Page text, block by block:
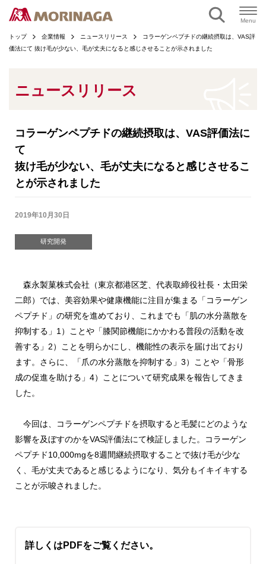
Menu
トップ 企業情報 ニュースリリース
コラーゲンペプチドの継続摂取は、VAS評
価法にて 抜け毛が少ない、毛が丈夫になると感じさせることが示されました
ニュースリリース
コラーゲンペプチドの継続摂取は、VAS評価法に
て
抜け毛が少ない、毛が丈夫になると感じさせるこ
とが示されました
2019年10月30日
研究開発
森永製菓株式会社（東京都港区芝、代表取締役社長・太田栄
二郎）では、美容効果や健康機能に注目が集まる「コラーゲン
ペプチド」の研究を進めており、これまでも「肌の水分蒸散を
抑制する」1）ことや「膝関節機能にかかわる普段の活動を改
善する」2）ことを明らかにし、機能性の表示を届け出ており
ます。さらに、「爪の水分蒸散を抑制する」3）ことや「骨形
成の促進を助ける」4）ことについて研究成果を報告してきま
した。
今回は、コラーゲンペプチドを摂取すると毛髪にどのような
影響を及ぼすのかをVAS評価法にて検証しました。コラーゲン
ペプチド10,000mgを8週間継続摂取することで抜け毛が少な
く、毛が丈夫であると感じるようになり、気分もイキイキする
ことが示唆されました。
詳しくはPDFをご覧ください。